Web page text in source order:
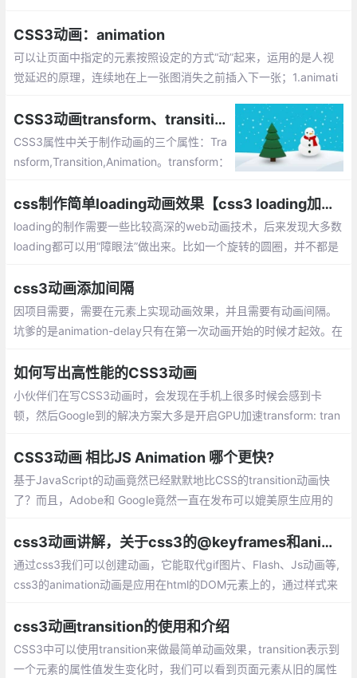
代替 height。
CSS3动画：animation
可以让页面中指定的元素按照设定的方式“动”起来，运用的是人视
觉延迟的原理，连续地在上一张图消失之前插入下一张；1.animati
ne
CSS3动画transform、transition和animation的区别
CSS3属性中关于制作动画的三个属性：Tra
nsform,Transition,Animation。transform：
效果,transition样式过渡，从一种效果逐渐
改变为另一种效果，animation动画 由@key
frames来描述每一帧的样式
css制作简单loading动画效果【css3 loading加载动画】
loading的制作需要一些比较高深的web动画技术，后来发现大多数
loading都可以用“障眼法”做出来。比如一个旋转的圆圈，并不都是
图也可以，但是加载时间比较长。CSS的animation可以做出大多数
的loading
css3动画添加间隔
因项目需要，需要在元素上实现动画效果，并且需要有动画间隔。
坑爹的是animation-delay只有在第一次动画开始的时候才起效。在
如何写出高性能的CSS3动画
小伙伴们在写CSS3动画时，会发现在手机上很多时候会感到卡
顿，然后Google到的解决方案大多是开启GPU加速transform: tran
呢?
CSS3动画 相比JS Animation 哪个更快?
基于JavaScript的动画竟然已经默默地比CSS的transition动画快
了？而且，Adobe和 Google竟然一直在发布可以媲美原生应用的
画库，比如Velocity.js和GSAP，是如何比jQuery和基于CSS的动画
库高效的。
css3动画讲解，关于css3的@keyframes和animation
通过css3我们可以创建动画，它能取代gif图片、Flash、Js动画等,
css3的animation动画是应用在html的DOM元素上的，通过样式来
css3动画transition的使用和介绍
CSS3中可以使用transition来做最简单动画效果，transition表示到
一个元素的属性值发生变化时，我们可以看到页面元素从旧的属性